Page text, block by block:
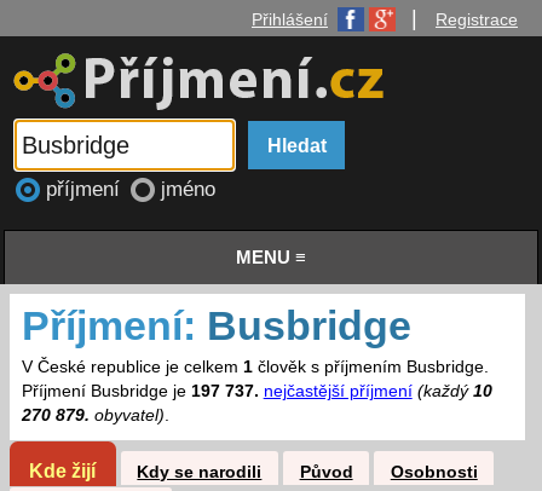
Přihlášení Registrace
příjmení jméno
MENU ≡
Příjmení: Busbridge
V České republice je celkem 1člověk s příjmením Busbridge.
Příjmení Busbridge je 197 737. nejčastější příjmení (každý 10
270 879. obyvatel).
Kde žijí Kdy se narodili Původ
Osobnosti